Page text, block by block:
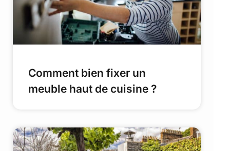
Comment bien fixer un
meuble haut de cuisine ?